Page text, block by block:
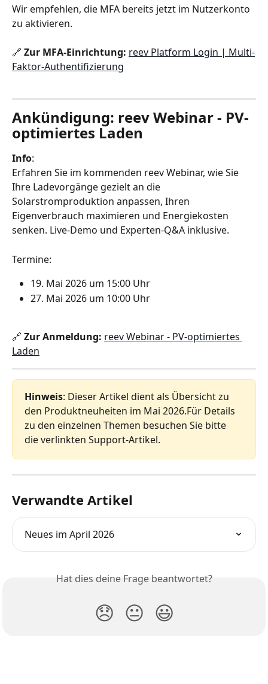
Wir empfehlen, die MFA bereits jetzt im Nutzerkonto
zu aktivieren.
🔗 Zur MFA‑Einrichtung: reev Platform Login | Multi-
Faktor-Authentifizierung
Ankündigung: reev Webinar - PV-
optimiertes Laden
Info:
Erfahren Sie im kommenden reev Webinar, wie Sie
Ihre Ladevorgänge gezielt an die
Solarstromproduktion anpassen, Ihren
Eigenverbrauch maximieren und Energiekosten
senken. Live‑Demo und Experten‑Q&A inklusive.
Termine:
19. Mai 2026 um 15:00 Uhr
27. Mai 2026 um 10:00 Uhr
🔗 Zur Anmeldung: reev Webinar - PV-optimiertes
Laden
Hinweis: Dieser Artikel dient als Übersicht zu
den Produktneuheiten im Mai 2026.Für Details
zu den einzelnen Themen besuchen Sie bitte
die verlinkten Support‑Artikel.
Verwandte Artikel
Neues im April 2026
Hat dies deine Frage beantwortet?
😞 😐 😃